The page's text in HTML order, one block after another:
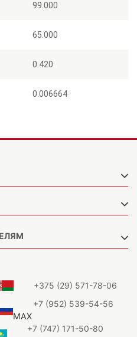
99.000
65.000
0.420
0.006664
+375 (29) 571-78-06
+7 (952) 539-54-56
MAX
+7 (747) 171-50-80